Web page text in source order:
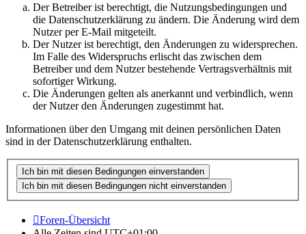
Der Betreiber ist berechtigt, die Nutzungsbedingungen und
die Datenschutzerklärung zu ändern. Die Änderung wird dem
Nutzer per E-Mail mitgeteilt.
Der Nutzer ist berechtigt, den Änderungen zu widersprechen.
Im Falle des Widerspruchs erlischt das zwischen dem
Betreiber und dem Nutzer bestehende Vertragsverhältnis mit
sofortiger Wirkung.
Die Änderungen gelten als anerkannt und verbindlich, wenn
der Nutzer den Änderungen zugestimmt hat.
Informationen über den Umgang mit deinen persönlichen Daten
sind in der Datenschutzerklärung enthalten.
Foren-Übersicht